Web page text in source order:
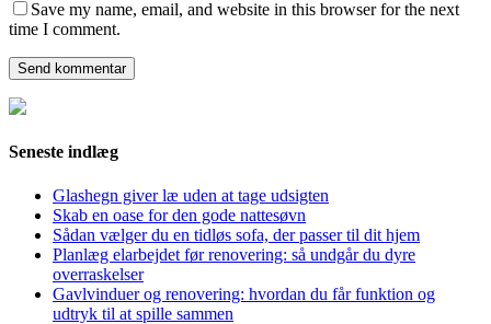
Save my name, email, and website in this browser for the next
time I comment.
Seneste indlæg
Glashegn giver læ uden at tage udsigten
Skab en oase for den gode nattesøvn
Sådan vælger du en tidløs sofa, der passer til dit hjem
Planlæg elarbejdet før renovering: så undgår du dyre
overraskelser
Gavlvinduer og renovering: hvordan du får funktion og
udtryk til at spille sammen